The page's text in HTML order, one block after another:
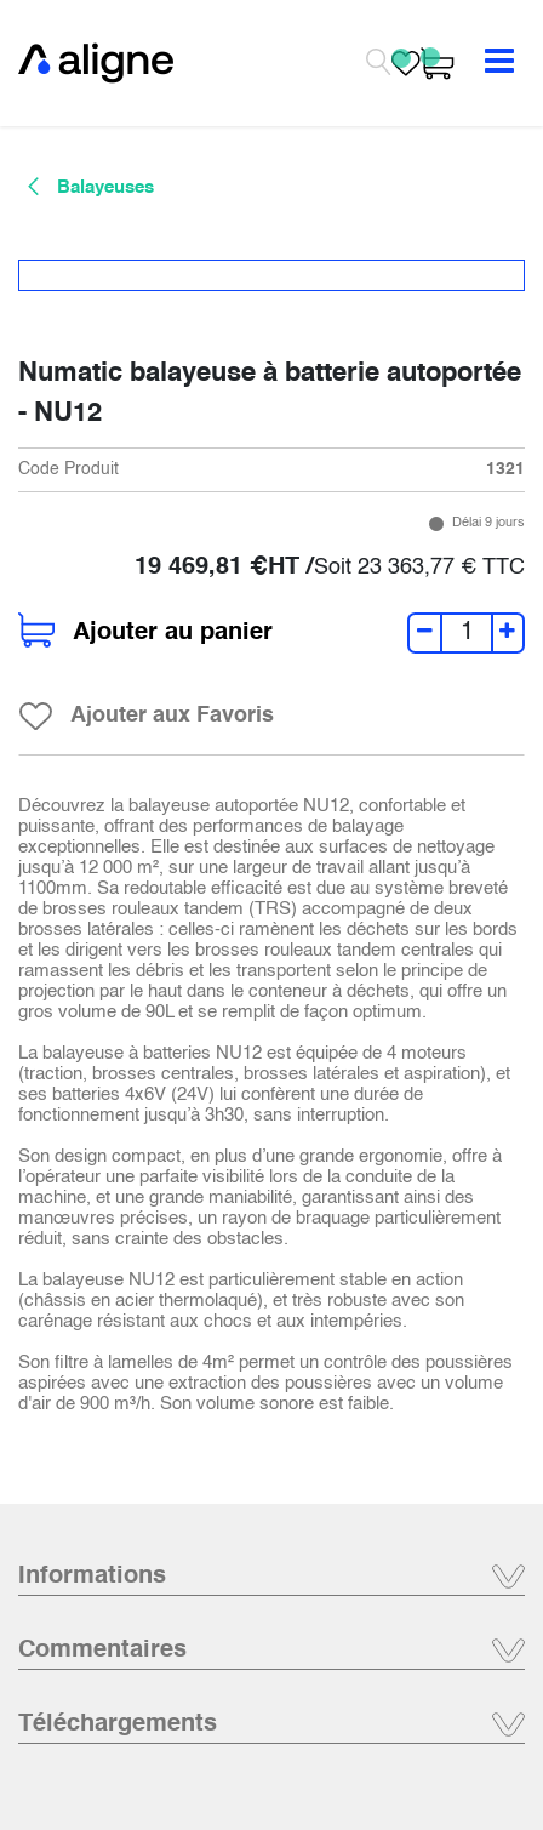
Balayeuses
Numatic balayeuse à batterie autoportée
- NU12
Code Produit 1321
Délai 9 jours
19 469,81 €HT /Soit 23 363,77 € TTC
Ajouter au panier
Ajouter aux Favoris
Découvrez la balayeuse autoportée NU12, confortable et
puissante, offrant des performances de balayage
exceptionnelles. Elle est destinée aux surfaces de nettoyage
jusqu’à 12 000 m², sur une largeur de travail allant jusqu’à
1100mm. Sa redoutable efficacité est due au système breveté
de brosses rouleaux tandem (TRS) accompagné de deux
brosses latérales : celles-ci ramènent les déchets sur les bords
et les dirigent vers les brosses rouleaux tandem centrales qui
ramassent les débris et les transportent selon le principe de
projection par le haut dans le conteneur à déchets, qui offre un
gros volume de 90L et se remplit de façon optimum.
La balayeuse à batteries NU12 est équipée de 4 moteurs
(traction, brosses centrales, brosses latérales et aspiration), et
ses batteries 4x6V (24V) lui confèrent une durée de
fonctionnement jusqu’à 3h30, sans interruption.
Son design compact, en plus d’une grande ergonomie, offre à
l’opérateur une parfaite visibilité lors de la conduite de la
machine, et une grande maniabilité, garantissant ainsi des
manœuvres précises, un rayon de braquage particulièrement
réduit, sans crainte des obstacles.
La balayeuse NU12 est particulièrement stable en action
(châssis en acier thermolaqué), et très robuste avec son
carénage résistant aux chocs et aux intempéries.
Son filtre à lamelles de 4m² permet un contrôle des poussières
aspirées avec une extraction des poussières avec un volume
d'air de 900 m³/h. Son volume sonore est faible.
Informations
Commentaires
Téléchargements